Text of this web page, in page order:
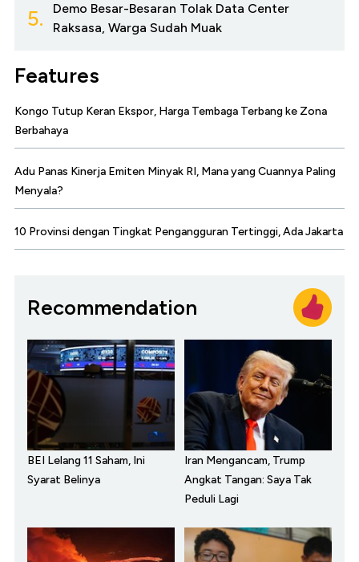
5.
Demo Besar-Besaran Tolak Data Center
Raksasa, Warga Sudah Muak
Features
Kongo Tutup Keran Ekspor, Harga Tembaga Terbang ke Zona
Berbahaya
Adu Panas Kinerja Emiten Minyak RI, Mana yang Cuannya Paling
Menyala?
10 Provinsi dengan Tingkat Pengangguran Tertinggi, Ada Jakarta
Recommendation
BEI Lelang 11 Saham, Ini
Syarat Belinya
Iran Mengancam, Trump
Angkat Tangan: Saya Tak
Peduli Lagi